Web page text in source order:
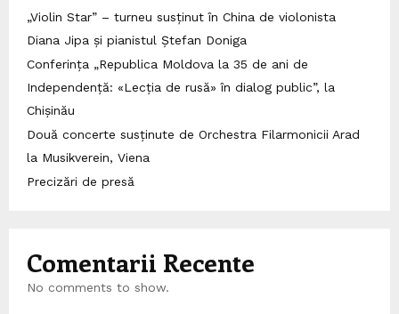
„Violin Star” – turneu susținut în China de violonista
Diana Jipa și pianistul Ștefan Doniga
Conferința „Republica Moldova la 35 de ani de
Independență: «Lecția de rusă» în dialog public”, la
Chișinău
Două concerte susținute de Orchestra Filarmonicii Arad
la Musikverein, Viena
Precizări de presă
Comentarii Recente
No comments to show.